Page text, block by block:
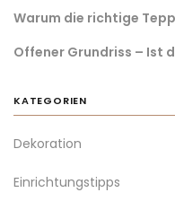
Warum die richtige
Offener Grundriss – Ist
KATEGORIEN
Dekoration
Einrichtungstipps